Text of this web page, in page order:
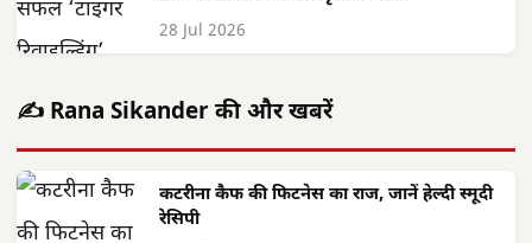
28 Jul 2026
✍️ Rana Sikander की और खबरें
कटरीना कैफ की फिटनेस का राज, जानें हेल्दी स्मूदी
रेसिपी